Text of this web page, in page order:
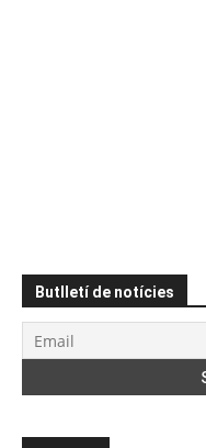
Butlletí de notícies